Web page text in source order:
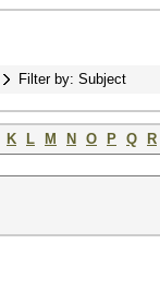
Filter by: Subject
K L M N O P Q
R